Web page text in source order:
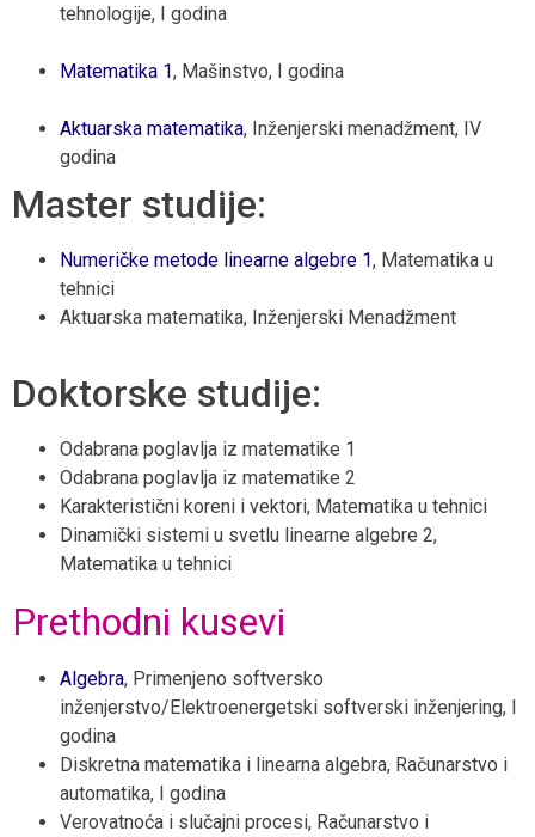
tehnologije, I godina
Matematika 1, Mašinstvo, I godina
Aktuarska matematika, Inženjerski menadžment, IV
godina
Master studije:
Numeričke metode linearne algebre 1, Matematika u
tehnici
Aktuarska matematika, Inženjerski Menadžment
Doktorske studije:
Odabrana poglavlja iz matematike 1
Odabrana poglavlja iz matematike 2
Karakteristični koreni i vektori, Matematika u tehnici
Dinamički sistemi u svetlu linearne algebre 2,
Matematika u tehnici
Prethodni kusevi
Algebra, Primenjeno softversko
inženjerstvo/Elektroenergetski softverski inženjering, I
godina
Diskretna matematika i linearna algebra, Računarstvo i
automatika, I godina
Verovatnoća i slučajni procesi, Računarstvo i